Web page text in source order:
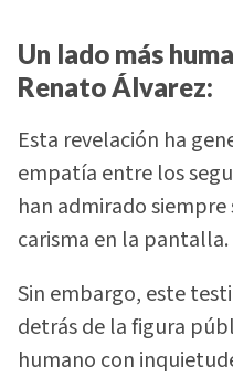
Un lado más
Renato Álvarez:
Esta revelación ha
empatía entre los
han admirado
carisma en la pantalla.
Sin embargo, este
detrás de la figura
humano con